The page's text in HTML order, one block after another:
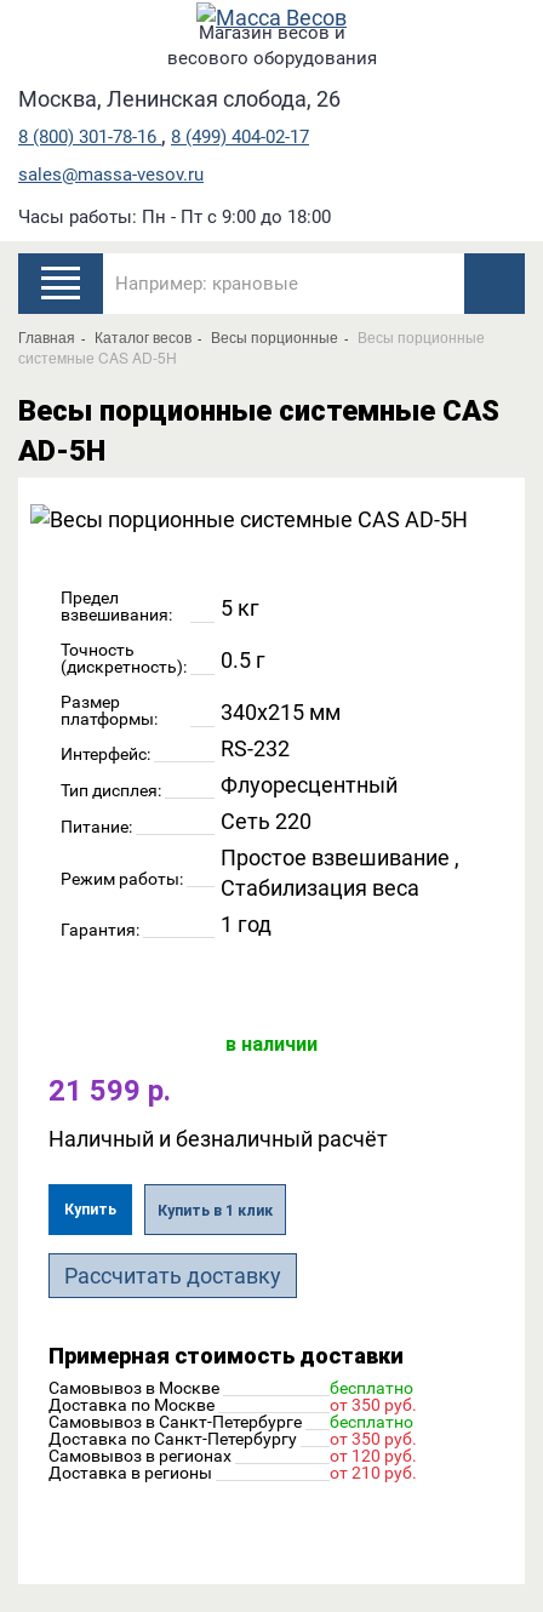
Магазин весов и
весового оборудования
Москва, Ленинская слобода, 26
8 (800) 301-78-16 , 8 (499) 404-02-17
sales@massa-vesov.ru
Часы работы: Пн - Пт с 9:00 до 18:00
Главная Каталог весов Весы порционные
Весы порционные
системные CAS AD-5H
Весы порционные системные CAS
AD-5H
Предел
взвешивания:
5 кг
Точность
(дискретность):
0.5 г
Размер
платформы:
340x215 мм
Интерфейс: RS-232
Тип дисплея: Флуоресцентный
Питание: Сеть 220
Режим работы:
Простое взвешивание ,
Стабилизация веса
Гарантия: 1 год
в наличии
21 599 р.
Наличный и безналичный расчёт
Купить Купить в 1 клик
Рассчитать доставку
Примерная стоимость доставки
Самовывоз в Москве
бесплатно
Доставка по Москве
от 350 руб.
Самовывоз в Санкт-Петербурге
бесплатно
Доставка по Санкт-Петербургу
от 350 руб.
Самовывоз в регионах
от 120 руб.
Доставка в регионы
от 210 руб.